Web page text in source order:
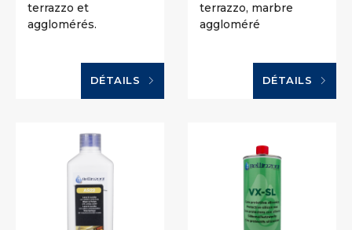
terrazzo et
agglomérés.
DÉTAILS
terrazzo, marbre
aggloméré
DÉTAILS